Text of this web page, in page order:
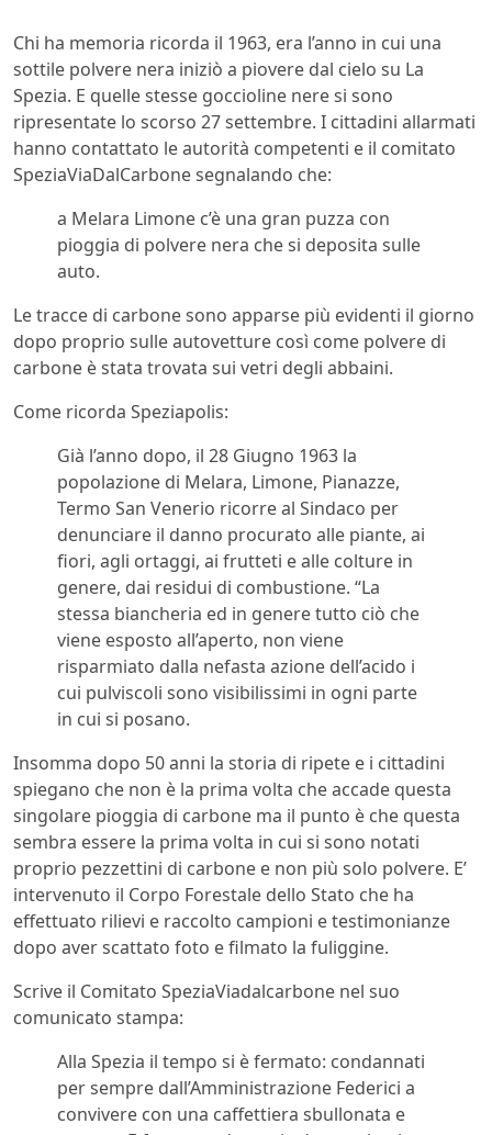
Chi ha memoria ricorda il 1963, era l’anno in cui una
sottile polvere nera iniziò a piovere dal cielo su La
Spezia. E quelle stesse goccioline nere si sono
ripresentate lo scorso 27 settembre. I cittadini allarmati
hanno contattato le autorità competenti e il comitato
SpeziaViaDalCarbone segnalando che:
a Melara Limone c’è una gran puzza con
pioggia di polvere nera che si deposita sulle
auto.
Le tracce di carbone sono apparse più evidenti il giorno
dopo proprio sulle autovetture così come polvere di
carbone è stata trovata sui vetri degli abbaini.
Come ricorda Speziapolis:
Già l’anno dopo, il 28 Giugno 1963 la
popolazione di Melara, Limone, Pianazze,
Termo San Venerio ricorre al Sindaco per
denunciare il danno procurato alle piante, ai
fiori, agli ortaggi, ai frutteti e alle colture in
genere, dai residui di combustione. “La
stessa biancheria ed in genere tutto ciò che
viene esposto all’aperto, non viene
risparmiato dalla nefasta azione dell’acido i
cui pulviscoli sono visibilissimi in ogni parte
in cui si posano.
Insomma dopo 50 anni la storia di ripete e i cittadini
spiegano che non è la prima volta che accade questa
singolare pioggia di carbone ma il punto è che questa
sembra essere la prima volta in cui si sono notati
proprio pezzettini di carbone e non più solo polvere. E’
intervenuto il Corpo Forestale dello Stato che ha
effettuato rilievi e raccolto campioni e testimonianze
dopo aver scattato foto e filmato la fuliggine.
Scrive il Comitato SpeziaViadalcarbone nel suo
comunicato stampa:
Alla Spezia il tempo si è fermato: condannati
per sempre dall’Amministrazione Federici a
convivere con una caffettiera sbullonata e